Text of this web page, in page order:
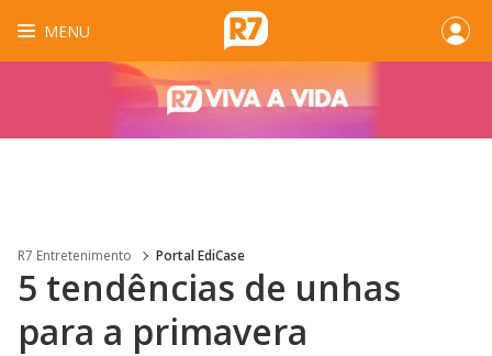
MENU
R7 Entretenimento Portal EdiCase
5 tendências de unhas
para a primavera